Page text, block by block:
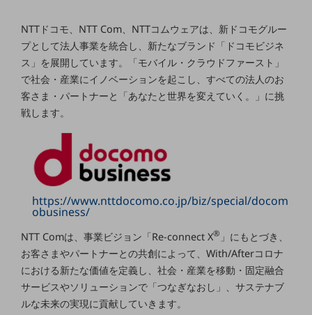
小売・卸売業
運輸業
建設業
地域産業
その他の業界はこちら
ゲーム感覚で見つける
ビジネスお悩み診断
NTTドコモビジネス
モバイル・ICTサービスをオンラインで
相談・申し込みができるバーチャルショップ
法人向けモバイルトップ
はじめての方へ
サービス・商品を探す
新規会員登録/ログインはこちら
100回線以上のお問い合わせ・お見積りはこちら
NTTドコモ、NTT Com、NTTコムウェアは、新ドコモグルー
プとして法人事業を統合し、新たなブランド「ドコモビジネ
ス」を展開しています。「モバイル・クラウドファースト」
で社会・産業にイノベーションを起こし、すべての法人のお
客さま・パートナーと「あなたと世界を変えていく。」に挑
戦します。
https://www.nttdocomo.co.jp/biz/special/docom
obusiness/
NTT Comは、事業ビジョン「Re-connect X® 」にもとづき、
お客さまやパートナーとの共創によって、With/Afterコロナ
における新たな価値を定義し、社会・産業を移動・固定融合
サービスやソリューションで「つなぎなおし」、サステナブ
ルな未来の実現に貢献していきます。